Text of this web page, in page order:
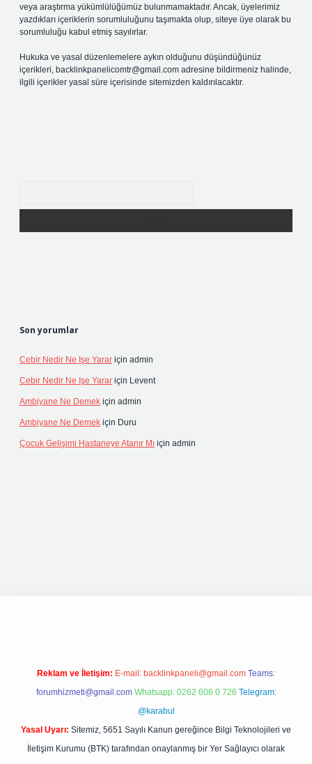
veya araştırma yükümlülüğümüz bulunmamaktadır. Ancak, üyelerimiz
yazdıkları içeriklerin sorumluluğunu taşımakta olup, siteye üye olarak bu
sorumluluğu kabul etmiş sayılırlar.
Hukuka ve yasal düzenlemelere aykırı olduğunu düşündüğünüz
içerikleri, backlinkpanelicomtr@gmail.com adresine bildirmeniz halinde,
ilgili içerikler yasal süre içerisinde sitemizden kaldırılacaktır.
Son yorumlar
Cebir Nedir Ne Işe Yarar için admin
Cebir Nedir Ne Işe Yarar için Levent
Ambiyane Ne Demek için admin
Ambiyane Ne Demek için Duru
Çocuk Gelişimi Hastaneye Atanır Mı için admin
Reklam ve İletişim: E-mail: backlinkpaneli@gmail.com Teams:
forumhizmeti@gmail.com Whatsapp: 0262 606 0 726 Telegram:
@karabul
Yasal Uyarı: Sitemiz, 5651 Sayılı Kanun gereğince Bilgi Teknolojileri ve
İletişim Kurumu (BTK) tarafından onaylanmış bir Yer Sağlayıcı olarak